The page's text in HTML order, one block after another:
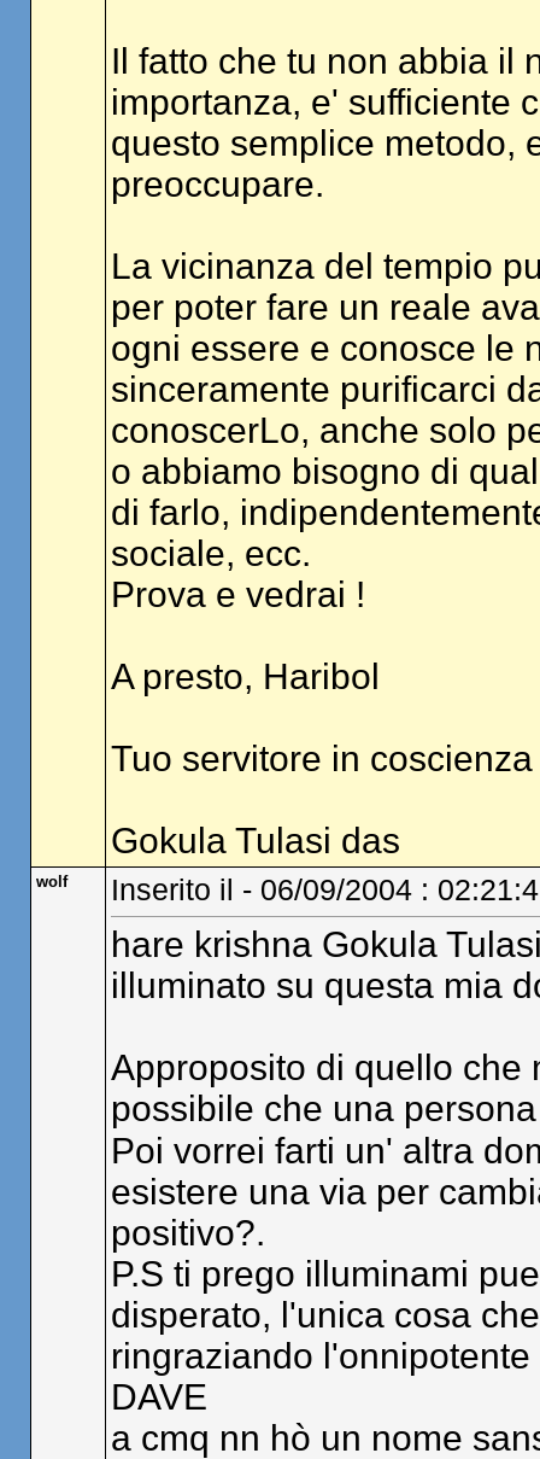
Il fatto che tu non abbia il
importanza, e' sufficiente
questo semplice metodo,
preoccupare.
La vicinanza del tempio
per poter fare un reale
ogni essere e conosce le
sinceramente purificarci
conoscerLo, anche solo
o abbiamo bisogno di
di farlo,
sociale, ecc.
Prova e vedrai !
A presto, Haribol
Tuo servitore in
Gokula Tulasi das
wolf Inserito il - 06/09/2004 :
hare krishna Gokula
illuminato su questa mia
Approposito di quello che
possibile che una
Poi vorrei farti un' altra
esistere una via per
positivo?.
P.S ti prego illuminami
disperato, l'unica cosa
ringraziando
DAVE
a cmq nn hò un nome